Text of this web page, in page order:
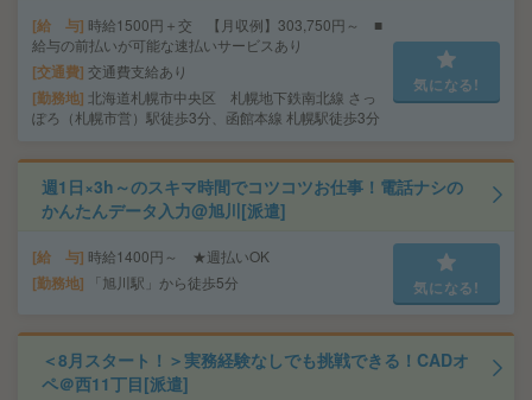
給 与 時給1500円＋交 【月収例】303,750円～ ■
給与の前払いが可能な速払いサービスあり
交通費 交通費支給あり
勤務地 北海道札幌市中央区 札幌地下鉄南北線 さっ
ぽろ（札幌市営）駅徒歩3分、函館本線 札幌駅徒歩3分
気になる!
週1日×3h～のスキマ時間でコツコツお仕事！電話ナシの
かんたんデータ入力@旭川[派遣]
給 与 時給1400円～ ★週払いOK
勤務地 「旭川駅」から徒歩5分 気になる!
＜8月スタート！＞実務経験なしでも挑戦できる！CADオ
ペ＠西11丁目[派遣]